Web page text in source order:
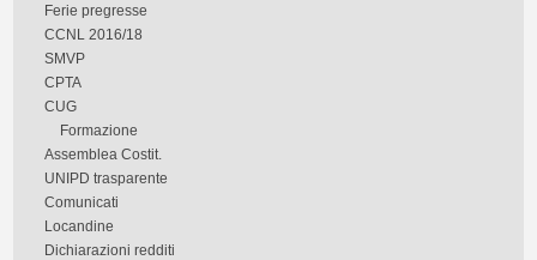
Ferie pregresse
CCNL 2016/18
SMVP
CPTA
CUG
Formazione
Assemblea Costit.
UNIPD trasparente
Comunicati
Locandine
Dichiarazioni redditi